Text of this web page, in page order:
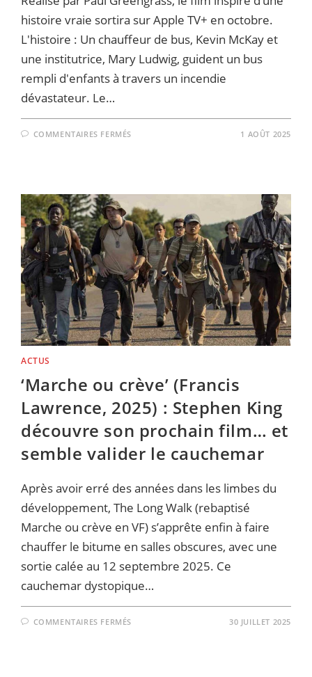
histoire vraie sortira sur Apple TV+ en octobre.
L'histoire : Un chauffeur de bus, Kevin McKay et
une institutrice, Mary Ludwig, guident un bus
rempli d'enfants à travers un incendie
dévastateur. Le…
COMMENTAIRES FERMÉS
FOURNAISE
DANS
‘THE
LOST
BUS’
1 AOÛT 2025
ACTUS
‘Marche ou crève’ (Francis
Lawrence, 2025) : Stephen King
découvre son prochain film… et
semble valider le cauchemar
Après avoir erré des années dans les limbes du
développement, The Long Walk (rebaptisé
Marche ou crève en VF) s’apprête enfin à faire
chauffer le bitume en salles obscures, avec une
sortie calée au 12 septembre 2025. Ce
cauchemar dystopique…
COMMENTAIRES FERMÉS 30 JUILLET 2025